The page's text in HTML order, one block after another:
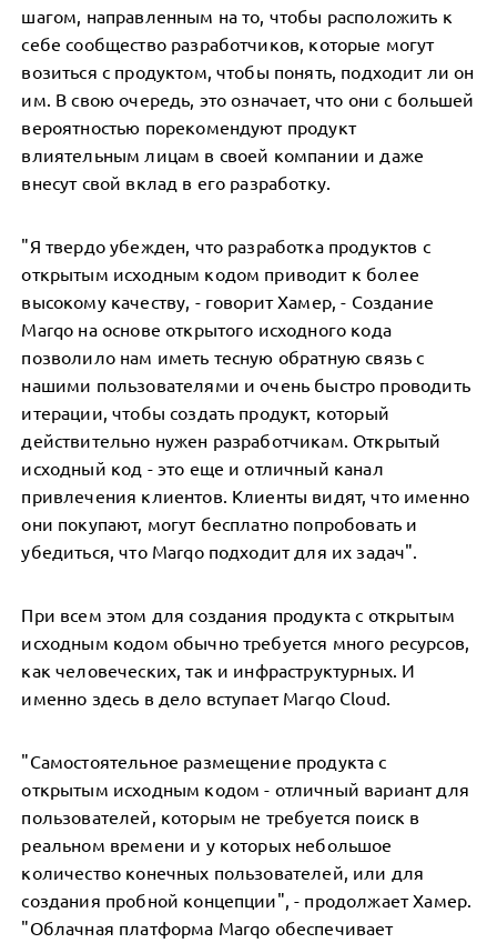
шагом, направленным на то, чтобы расположить к
себе сообщество разработчиков, которые могут
возиться с продуктом, чтобы понять, подходит ли он
им. В свою очередь, это означает, что они с большей
вероятностью порекомендуют продукт
влиятельным лицам в своей компании и даже
внесут свой вклад в его разработку.
"Я твердо убежден, что разработка продуктов с
открытым исходным кодом приводит к более
высокому качеству, - говорит Хамер, - Создание
Marqo на основе открытого исходного кода
позволило нам иметь тесную обратную связь с
нашими пользователями и очень быстро проводить
итерации, чтобы создать продукт, который
действительно нужен разработчикам. Открытый
исходный код - это еще и отличный канал
привлечения клиентов. Клиенты видят, что именно
они покупают, могут бесплатно попробовать и
убедиться, что Marqo подходит для их задач".
При всем этом для создания продукта с открытым
исходным кодом обычно требуется много ресурсов,
как человеческих, так и инфраструктурных. И
именно здесь в дело вступает Marqo Cloud.
"Самостоятельное размещение продукта с
открытым исходным кодом - отличный вариант для
пользователей, которым не требуется поиск в
реальном времени и у которых небольшое
количество конечных пользователей, или для
создания пробной концепции", - продолжает Хамер.
"Облачная платформа Marqo обеспечивает